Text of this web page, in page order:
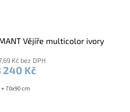
Vějíře multicolor ivory
Kč bez DPH
240 Kč
70x90 cm